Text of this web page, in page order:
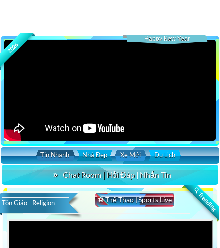
2026
Happy New Year
Tin Nhanh Nhà Đẹp Xe Mới Du Lịch
Chat Room | Hỏi Đáp | Nhắn Tin
🔍 Trending
⚽ Thể Thao | Sports Live
Tôn Giáo - Religion